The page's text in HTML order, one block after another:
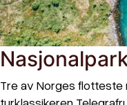
Tre av Norges flotteste